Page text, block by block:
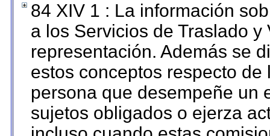
84 XIV 1 : La información
a los Servicios de Traslado
representación. Además se
estos conceptos respecto
persona que desempeñe un
sujetos obligados o ejerza